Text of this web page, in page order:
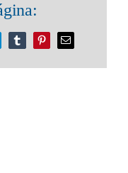
TumblrPinterestEmail